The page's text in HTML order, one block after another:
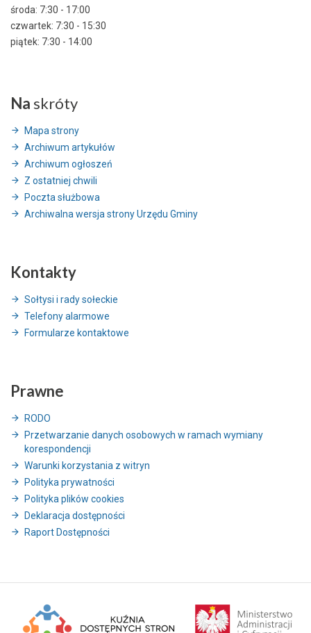
środa: 7:30 - 17:00
czwartek: 7:30 - 15:30
piątek: 7:30 - 14:00
Na skróty
Mapa strony
Archiwum artykułów
Archiwum ogłoszeń
Z ostatniej chwili
Poczta służbowa
Archiwalna wersja strony Urzędu Gminy
Kontakty
Sołtysi i rady sołeckie
Telefony alarmowe
Formularze kontaktowe
Prawne
RODO
Przetwarzanie danych osobowych w ramach wymiany
korespondencji
Warunki korzystania z witryn
Polityka prywatności
Polityka plików cookies
Deklaracja dostępności
Raport Dostępności